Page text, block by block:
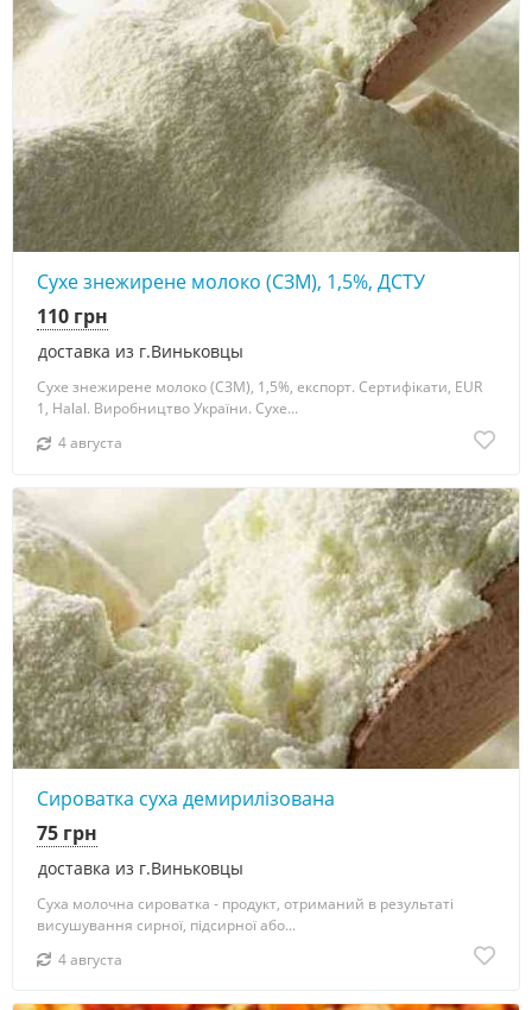
Сухе знежирене молоко (СЗМ), 1,5%, ДСТУ
доставка из г.Виньковцы
110 грн
Сухе знежирене молоко (СЗМ), 1,5%, експорт. Сертифікати, EUR
1, Halal. Виробництво України. Сухе...
4 августа
Сироватка суха демирилізована
доставка из г.Виньковцы
75 грн
Суха молочна сироватка - продукт, отриманий в результаті
висушування сирної, підсирної або...
4 августа